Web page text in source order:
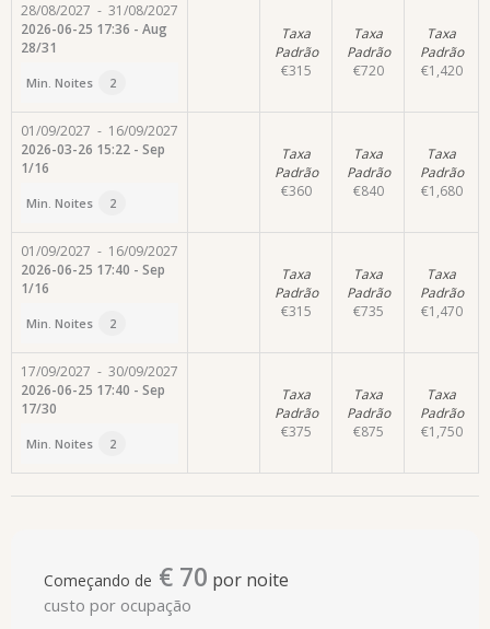
28/08/2027 - 31/08/2027
2026-06-25 17:36 - Aug
28/31
Min. Noites 2
Taxa
Padrão
€315
Taxa
Padrão
€720
Taxa
Padrão
€1,420
01/09/2027 - 16/09/2027
2026-03-26 15:22 - Sep
1/16
Min. Noites 2
Taxa
Padrão
€360
Taxa
Padrão
€840
Taxa
Padrão
€1,680
01/09/2027 - 16/09/2027
2026-06-25 17:40 - Sep
1/16
Min. Noites 2
Taxa
Padrão
€315
Taxa
Padrão
€735
Taxa
Padrão
€1,470
17/09/2027 - 30/09/2027
2026-06-25 17:40 - Sep
17/30
Min. Noites 2
Taxa
Padrão
€375
Taxa
Padrão
€875
Taxa
Padrão
€1,750
Começando de € 70 por noite
custo por ocupação